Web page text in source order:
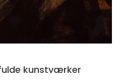
kunstværker